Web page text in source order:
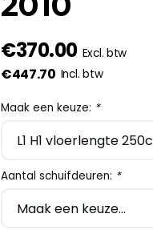
€370.00 Excl. btw
€447.70 Incl. btw
Maak een keuze: *
Aantal schuifdeuren: *